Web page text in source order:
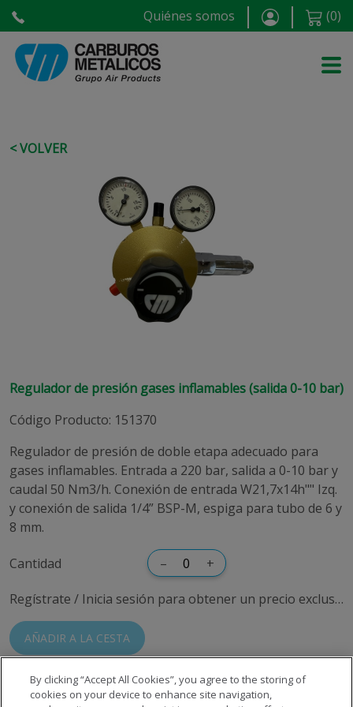
Quiénes somos (0)
< VOLVER
Regulador de presión gases inflamables (salida 0-10 bar)
Código Producto: 151370
Regulador de presión de doble etapa adecuado para
gases inflamables. Entrada a 220 bar, salida a 0-10 bar y
caudal 50 Nm3/h. Conexión de entrada W21,7x14h"" Izq.
y conexión de salida 1/4” BSP-M, espiga para tubo de 6 y
8 mm.
Cantidad – +
Regístrate / Inicia sesión para obtener un precio exclusivo
AÑADIR A LA CESTA
By clicking “Accept All Cookies”, you agree to the storing of
cookies on your device to enhance site navigation,